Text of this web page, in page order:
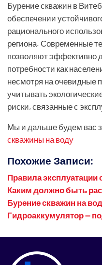
Бурение скважин в
обеспечении
рационального
региона. Современные
позволяют эффективно
потребности как
несмотря на очевидные
учитывать
риски, связанные с
Мы и дальше будем вас
скважины на воду
Похожие Записи:
Правила
Каким должно быть
Бурение скважин на
Гидроаккумулятор —